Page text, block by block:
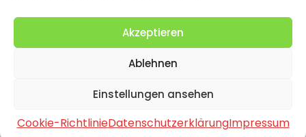
Akzeptieren
Ablehnen
Einstellungen ansehen
Cookie-RichtlinieDatenschutzerklärungImpressum